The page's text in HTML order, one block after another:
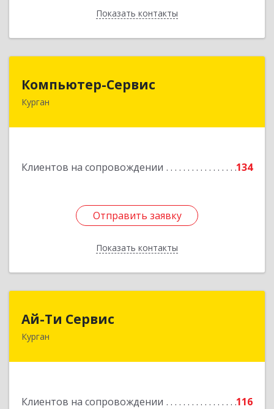
Показать контакты
Назад
Компьютер-Сервис
Курган
Клиентов на сопровождении 134
Отправить заявку
Показать контакты
Отправить заявку
Назад
Ай-Ти Сервис
Курган
Клиентов на сопровождении 116